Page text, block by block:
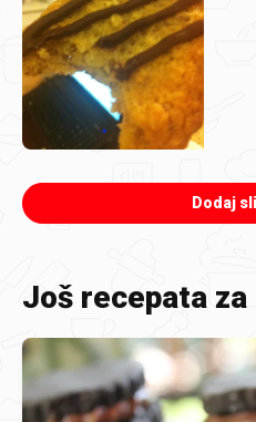
Dodaj
Još recepata